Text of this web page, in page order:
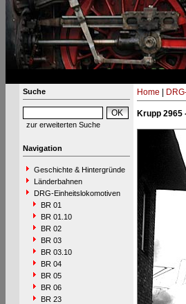
Suche
zur erweiterten Suche
Navigation
Geschichte & Hintergründe
Länderbahnen
DRG-Einheitslokomotiven
BR 01
BR 01.10
BR 02
BR 03
BR 03.10
BR 04
BR 05
BR 06
BR 23
Home
Krupp 2965